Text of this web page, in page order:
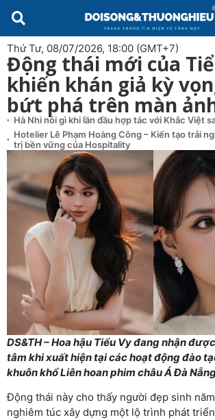
Thứ Tư, 08/07/2026, 18:00 (GMT+7)
Động thái mới của
khiến khán giả kỳ
bứt phá trên màn
Hà Nhi nói gì khi lần đầu hợp tác với Khắc Việt
Hotelier Lê Phạm Hoàng Công – Kiến tạo trải
trị bền vững của Hospitality
DS&TH – Hoa hậu Tiểu Vy đang nhận
tâm khi xuất hiện tại các hoạt động đào
khuôn khổ Liên hoan phim châu Á Đà
Động thái này cho thấy người đẹp sinh
nghiêm túc xây dựng một lộ trình phát